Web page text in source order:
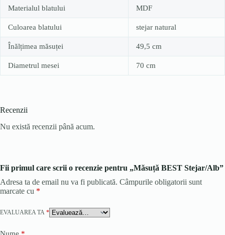
Materialul blatului MDF
Culoarea blatului stejar natural
Înălțimea măsuței 49,5 cm
Diametrul mesei 70 cm
Recenzii
Nu există recenzii până acum.
Fii primul care scrii o recenzie pentru „Măsuță BEST Stejar/Alb”
Adresa ta de email nu va fi publicată. Câmpurile obligatorii sunt
marcate cu *
EVALUAREA TA *
Nume *